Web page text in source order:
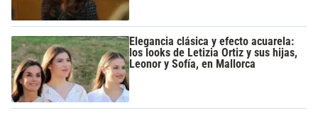
Elegancia clásica y efecto acuarela:
los looks de Letizia Ortiz y sus hijas,
Leonor y Sofía, en Mallorca